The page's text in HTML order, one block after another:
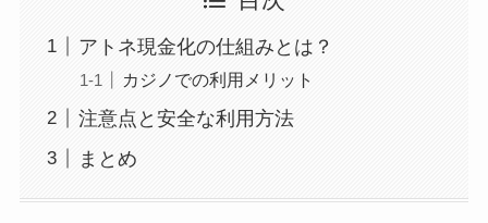
アトネ現金化の仕組みとは？
カジノでの利用メリット
注意点と安全な利用方法
まとめ